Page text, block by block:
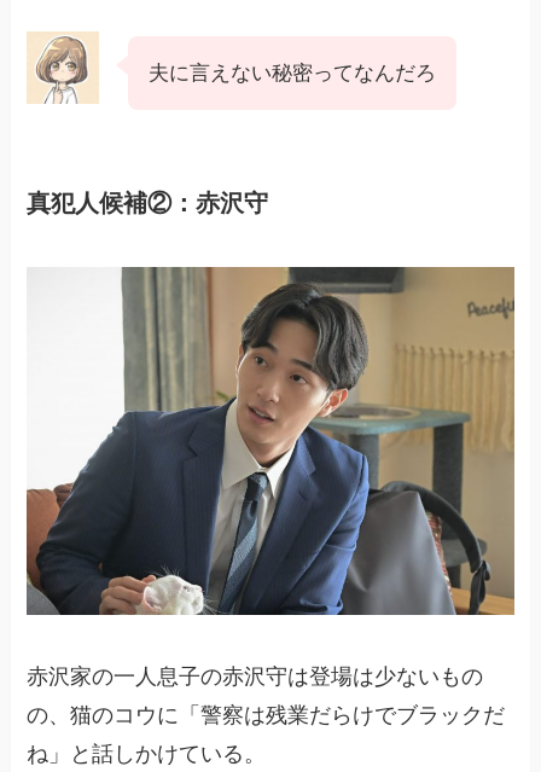
夫に言えない秘密ってなんだろ
真犯人候補②：赤沢守
赤沢家の一人息子の赤沢守は登場は少ないもの
の、猫のコウに「警察は残業だらけでブラックだ
ね」と話しかけている。